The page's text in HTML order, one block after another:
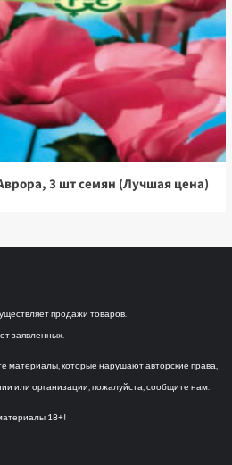
3 шт семян (Лучшая цена)
продажи товаров.
заявленных.
которые нарушают авторские права,
или организации, пожалуйста, сообщите нам.
18+!